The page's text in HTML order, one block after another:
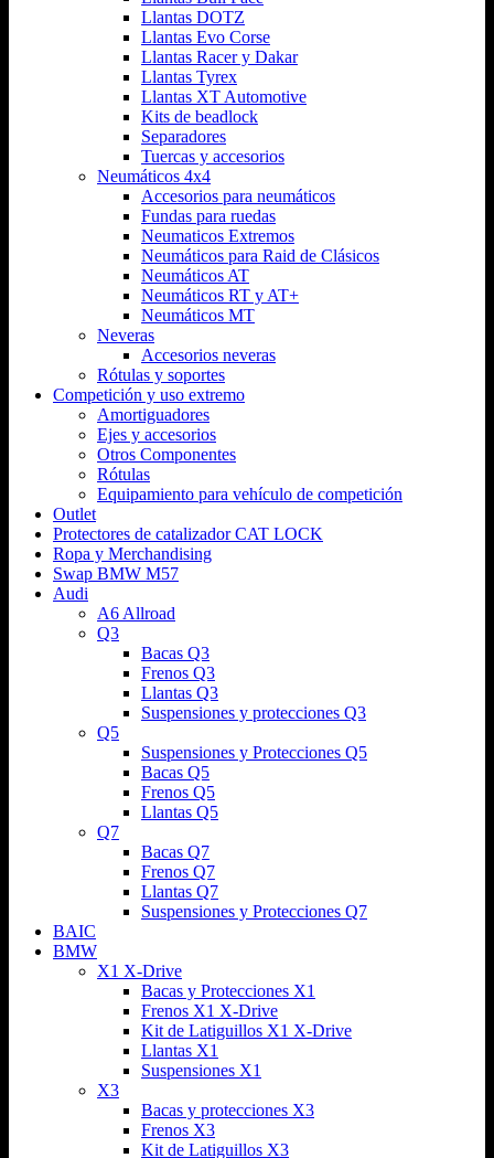
Llantas DOTZ
Llantas Evo Corse
Llantas Racer y Dakar
Llantas Tyrex
Llantas XT Automotive
Kits de beadlock
Separadores
Tuercas y accesorios
Neumáticos 4x4
Accesorios para neumáticos
Fundas para ruedas
Neumaticos Extremos
Neumáticos para Raid de Clásicos
Neumáticos AT
Neumáticos RT y AT+
Neumáticos MT
Neveras
Accesorios neveras
Rótulas y soportes
Competición y uso extremo
Amortiguadores
Ejes y accesorios
Otros Componentes
Rótulas
Equipamiento para vehículo de competición
Outlet
Protectores de catalizador CAT LOCK
Ropa y Merchandising
Swap BMW M57
Audi
A6 Allroad
Q3
Bacas Q3
Frenos Q3
Llantas Q3
Suspensiones y protecciones Q3
Q5
Suspensiones y Protecciones Q5
Bacas Q5
Frenos Q5
Llantas Q5
Q7
Bacas Q7
Frenos Q7
Llantas Q7
Suspensiones y Protecciones Q7
BAIC
BMW
X1 X-Drive
Bacas y Protecciones X1
Frenos X1 X-Drive
Kit de Latiguillos X1 X-Drive
Llantas X1
Suspensiones X1
X3
Bacas y protecciones X3
Frenos X3
Kit de Latiguillos X3